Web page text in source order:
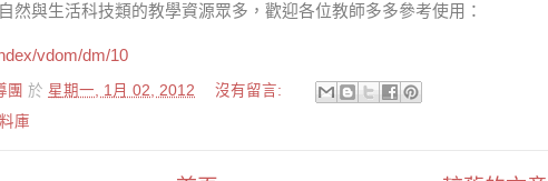
然與生活科技類的教學資源眾多，歡迎各位教師多多參考使用：
vdom/dm/10
團 於 星期一, 1月 02, 2012
沒有留言:
庫